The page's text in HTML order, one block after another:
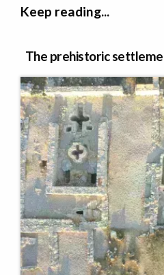
Keep reading...
The prehistoric